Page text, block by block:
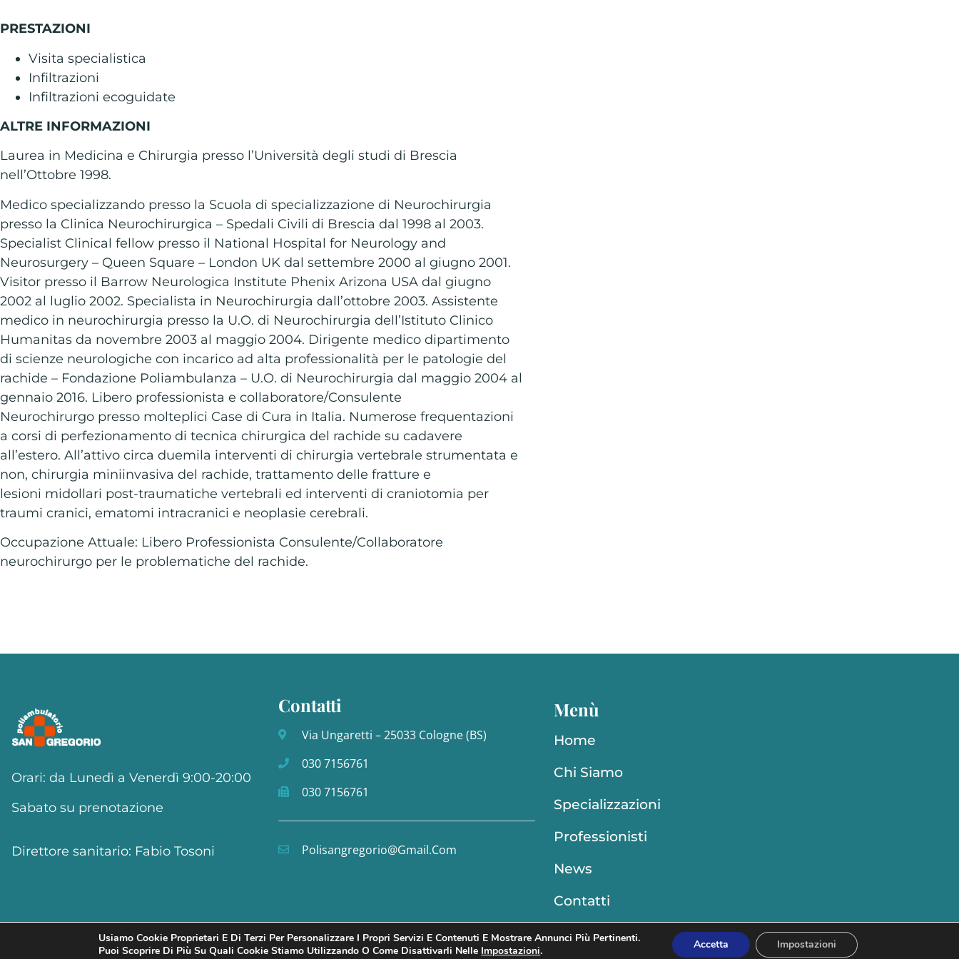
PRESTAZIONI
Visita specialistica
Infiltrazioni
Infiltrazioni ecoguidate
ALTRE INFORMAZIONI
Laurea in Medicina e Chirurgia presso l’Università degli studi di Brescia
nell’Ottobre 1998.
Medico specializzando presso la Scuola di specializzazione di Neurochirurgia
presso la Clinica Neurochirurgica – Spedali Civili di Brescia dal 1998 al 2003.
Specialist Clinical fellow presso il National Hospital for Neurology and
Neurosurgery – Queen Square – London UK dal settembre 2000 al giugno 2001.
Visitor presso il Barrow Neurologica Institute Phenix Arizona USA dal giugno
2002 al luglio 2002. Specialista in Neurochirurgia dall’ottobre 2003. Assistente
medico in neurochirurgia presso la U.O. di Neurochirurgia dell’Istituto Clinico
Humanitas da novembre 2003 al maggio 2004. Dirigente medico dipartimento
di scienze neurologiche con incarico ad alta professionalità per le patologie del
rachide – Fondazione Poliambulanza – U.O. di Neurochirurgia dal maggio 2004 al
gennaio 2016. Libero professionista e collaboratore/Consulente
Neurochirurgo presso molteplici Case di Cura in Italia. Numerose frequentazioni
a corsi di perfezionamento di tecnica chirurgica del rachide su cadavere
all’estero. All’attivo circa duemila interventi di chirurgia vertebrale strumentata e
non, chirurgia miniinvasiva del rachide, trattamento delle fratture e
lesioni midollari post-traumatiche vertebrali ed interventi di craniotomia per
traumi cranici, ematomi intracranici e neoplasie cerebrali.
Occupazione Attuale: Libero Professionista Consulente/Collaboratore
neurochirurgo per le problematiche del rachide.
Orari: da Lunedì a Venerdì 9:00-20:00
Sabato su prenotazione
Direttore sanitario: Fabio Tosoni
Contatti
Via Ungaretti – 25033 Cologne (BS)
030 7156761
030 7156761
Polisangregorio@gmail.com
Menù
Home
Chi Siamo
Specializzazioni
Professionisti
News
Contatti
Privacy poloicy Direttore sanitario: Fabio Tosoni
Usiamo Cookie Proprietari E Di Terzi Per Personalizzare I Propri Servizi E Contenuti E Mostrare Annunci Più Pertinenti.
Puoi Scoprire Di Più Su Quali Cookie Stiamo Utilizzando O Come Disattivarli Nelle Impostazioni. Accetta Impostazioni